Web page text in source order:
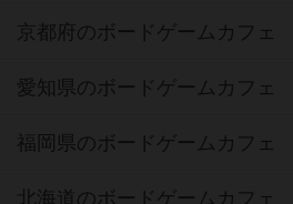
京都府のボードゲームカフェ
愛知県のボードゲームカフェ
福岡県のボードゲームカフェ
北海道のボードゲームカフェ